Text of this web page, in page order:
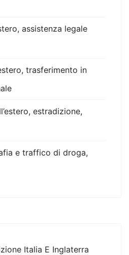
assistenza legale
trasferimento in
estradizione,
e traffico di droga,
Italia E Inglaterra